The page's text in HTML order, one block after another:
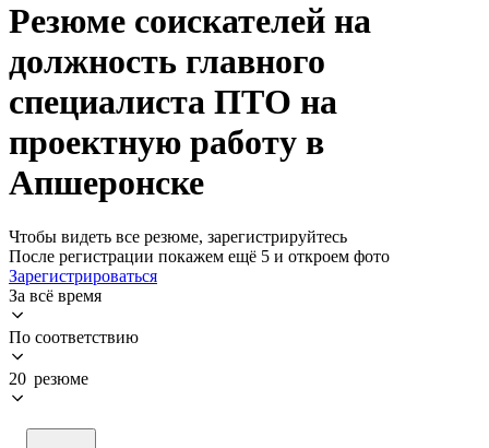
Резюме соискателей на
должность главного
специалиста ПТО на
проектную работу в
Апшеронске
Чтобы видеть все резюме, зарегистрируйтесь
После регистрации покажем ещё 5 и откроем фото
Зарегистрироваться
За всё время
По соответствию
20 резюме